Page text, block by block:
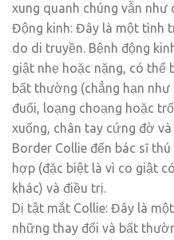
xung quanh chúng vẫn như
Động kinh: Đây là một tình
do di truyền. Bệnh động
giật nhẹ hoặc nặng, có thể
bất thường (chẳng hạn
đuổi, loạng choạng hoặc
xuống, chân tay cứng đờ
Border Collie đến bác sĩ
hợp (đặc biệt là vì co giật
khác) và điều trị.
Dị tật mắt Collie: Đây là
những thay đổi và bất